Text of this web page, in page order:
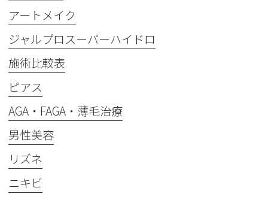
アートメイク
ジャルプロスーパーハイドロ
施術比較表
ピアス
AGA・FAGA・薄毛治療
男性美容
リズネ
ニキビ